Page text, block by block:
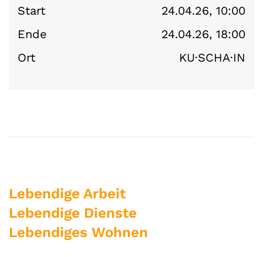
Start
24.04.26, 10:00
Ende
24.04.26, 18:00
Ort
KU·SCHA·IN
Lebendige Arbeit
Lebendige Dienste
Lebendiges Wohnen